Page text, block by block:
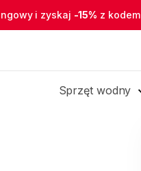
i zyskaj -15% z kodem
Sprzęt wodny